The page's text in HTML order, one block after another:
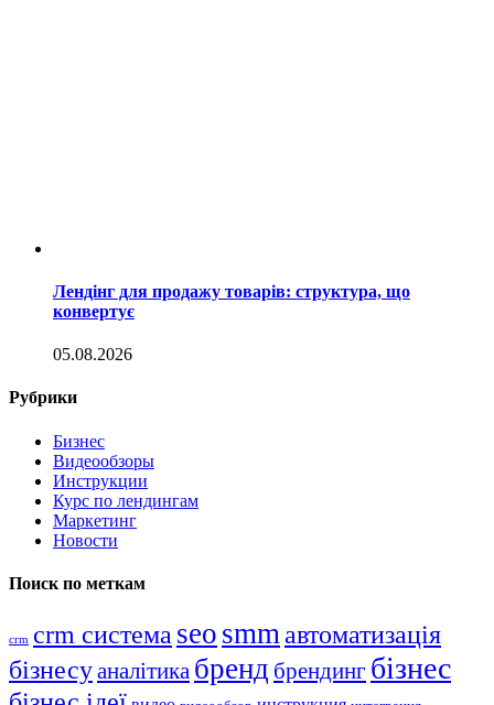
Лендінг для продажу товарів: структура, що
конвертує
05.08.2026
Рубрики
Бизнес
Видеообзоры
Инструкции
Курс по лендингам
Маркетинг
Новости
Поиск по меткам
crm crm система seo smmавтоматизація
бізнесуаналітика бренд брендинг бізнес